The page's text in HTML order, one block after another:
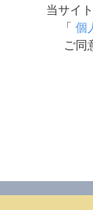
当サイ
「 個
ご同